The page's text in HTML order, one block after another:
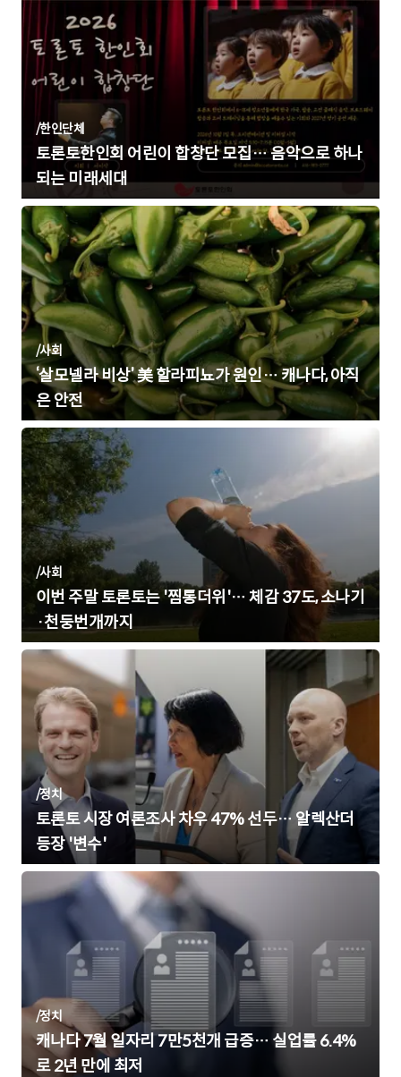
/한인단체
토론토한인회 어린이 합창단 모집… 음악으로 하나
되는 미래세대
/사회
‘살모넬라 비상’ 美 할라피뇨가 원인… 캐나다, 아직
은 안전
/사회
이번 주말 토론토는 '찜통더위'… 체감 37도, 소나기
·천둥번개까지
/정치
토론토 시장 여론조사 차우 47% 선두… 알렉산더
등장 '변수'
/정치
캐나다 7월 일자리 7만5천개 급증… 실업률 6.4%
로 2년 만에 최저